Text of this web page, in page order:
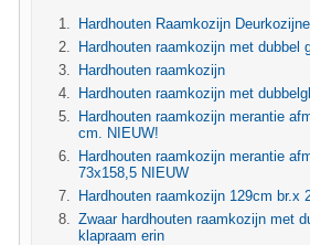
Hardhouten Raamkozijn
Hardhouten raamkozijn met dubbel
Hardhouten raamkozijn
Hardhouten raamkozijn met
Hardhouten raamkozijn merantie
cm. NIEUW!
Hardhouten raamkozijn merantie
73x158,5 NIEUW
Hardhouten raamkozijn 129cm br.x
Zwaar hardhouten raamkozijn met
klapraam erin